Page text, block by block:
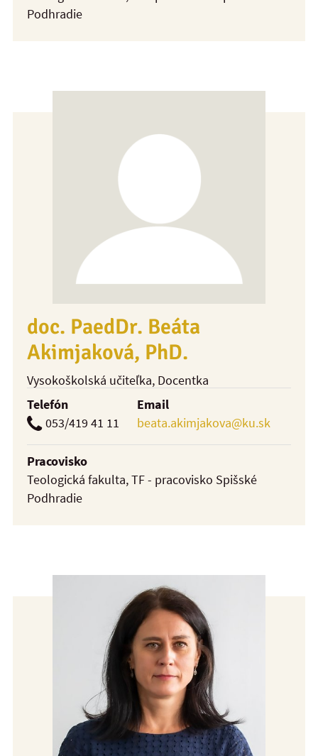
Podhradie
doc. PaedDr. Beáta
Akimjaková, PhD.
Vysokoškolská učiteľka, Docentka
Telefón
053/419 41 11
Email
beata.akimjakova@ku.sk
Pracovisko
Teologická fakulta, TF - pracovisko Spišské
Podhradie